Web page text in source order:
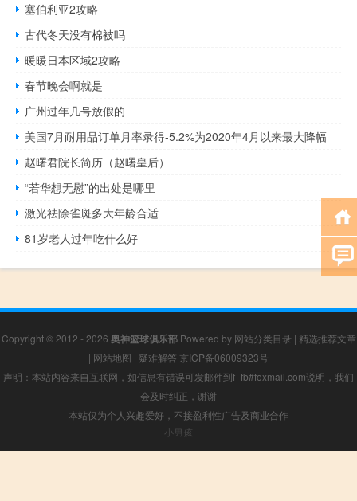
塞伯利亚2攻略
古代冬天没有棉被吗
暖暖日本区域2攻略
春节晚会啊就是
广州过年几号放假的
美国7月耐用品订单月率录得-5.2%为2020年4月以来最大降幅
赵曙君院长简历（赵曙皇后）
“若华想无慰”的出处是哪里
激光祛除雀斑多大年龄合适
81岁老人过年吃什么好
Copyright © 2012 - 2026 奥神篮球俱乐部Powered by 网站分类目录 | 精选推荐文章
| 网站地图 | 疑难解答 京ICP备06009323号
声明：本站内容来自互联网，如信息有错误可发邮件到f_fb#foxmail.com说明，我们
会及时纠正，谢谢
本站仅为个人兴趣爱好，不接盈利性广告及商业合作
小男孩